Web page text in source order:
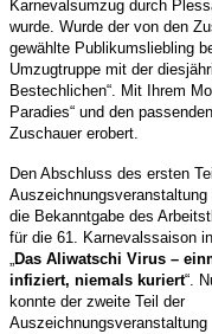
Karnevalsumzug durch
wurde. Wurde der von den
gewählte Publikumsliebling
Umzugtruppe mit der
Bestechlichen“. Mit Ihrem
Paradies“ und den
Zuschauer erobert.
Den Abschluss des ersten
Auszeichnungsveranstaltung
die Bekanntgabe des
für die 61. Karnevalssaison
„Das Aliwatschi Virus –
infiziert, niemals kuriert“.
konnte der zweite Teil der
Auszeichnungsveranstaltung